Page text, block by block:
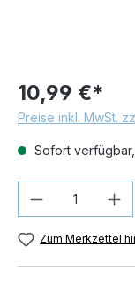
10,99 €*
Preise inkl. MwSt.
Sofort
Produkt
Zum Merkzettel